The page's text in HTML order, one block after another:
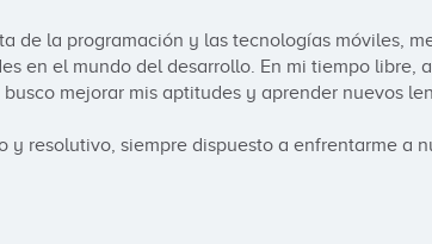
de la programación y las tecnologías móviles,
en el mundo del desarrollo. En mi tiempo libre,
mejorar mis aptitudes y aprender nuevos
y resolutivo, siempre dispuesto a enfrentarme a